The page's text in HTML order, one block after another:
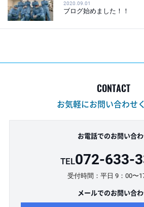
2020.09.01
ブログ始めました！！
CONTACT
お気軽にお問い合わせ
お電話でのお問い合
TEL072-633-
受付時間：平日 9：00〜
メールでのお問い合